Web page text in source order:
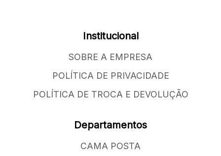
Institucional
SOBRE A EMPRESA
POLÍTICA DE PRIVACIDADE
POLÍTICA DE TROCA E DEVOLUÇÃO
Departamentos
CAMA POSTA